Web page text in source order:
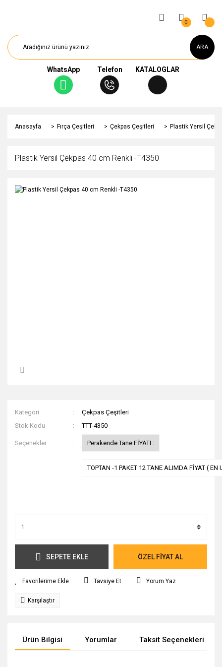
ARA
WhatsApp Telefon KATALOGLAR
0
Anasayfa Fırça Çeşitleri Çekpas Çeşitleri Plastik Yersil
Plastik Yersil Çekpas 40 cm Renkli -T4350
Kategori
Çekpas Çeşitleri
Stok Kodu
TTT-4350
Seçenekler Perakende Tane FİYATI :
TOPTAN -1 PAKET 12 TANE ALIMDA FİYAT ( EN
SEPETE EKLE ÖZEL FİYAT AL
Tavsiye Et Yorum Yaz
Karşılaştır
Ürün Bilgisi Yorumlar Taksit Seçenekleri